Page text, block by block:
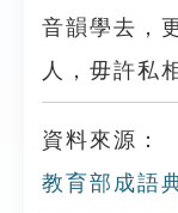
音韻學去，
人，毋許私
資料來源：
教育部成語